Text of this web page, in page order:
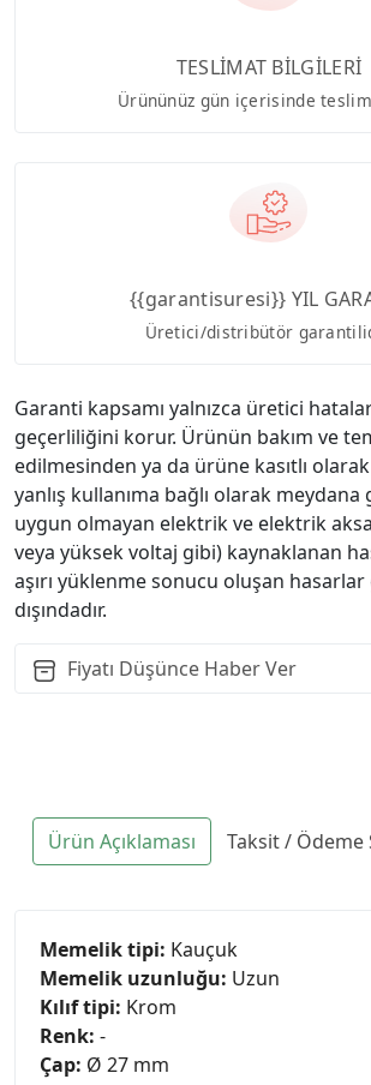
TESLİMAT BİLGİLERİ
Ürününüz gün içerisinde
{{garantisuresi}} YIL
Üretici/distribütör
Garanti kapsamı yalnızca üretici
geçerliliğini korur. Ürünün bakım ve
edilmesinden ya da ürüne kasıtlı
yanlış kullanıma bağlı olarak meydana
uygun olmayan elektrik ve elektrik
veya yüksek voltaj gibi) kaynaklanan
aşırı yüklenme sonucu oluşan
dışındadır.
Fiyatı Düşünce Haber Ver
Ürün Açıklaması Taksit / Ödeme
Memelik tipi: Kauçuk
Memelik uzunluğu: Uzun
Kılıf tipi: Krom
Renk: -
Çap: Ø 27 mm